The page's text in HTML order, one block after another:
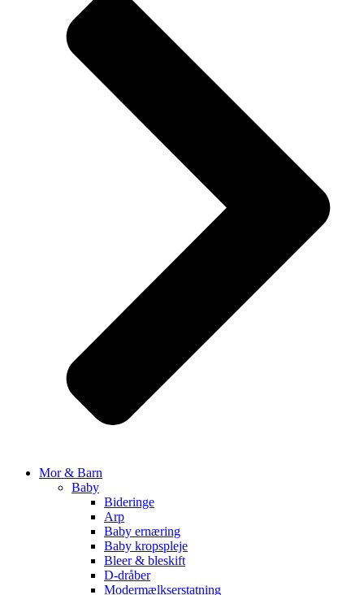
Mor & Barn
Baby
Bideringe
Arp
Baby ernæring
Baby kropspleje
Bleer & bleskift
D-dråber
Modermælkserstatning